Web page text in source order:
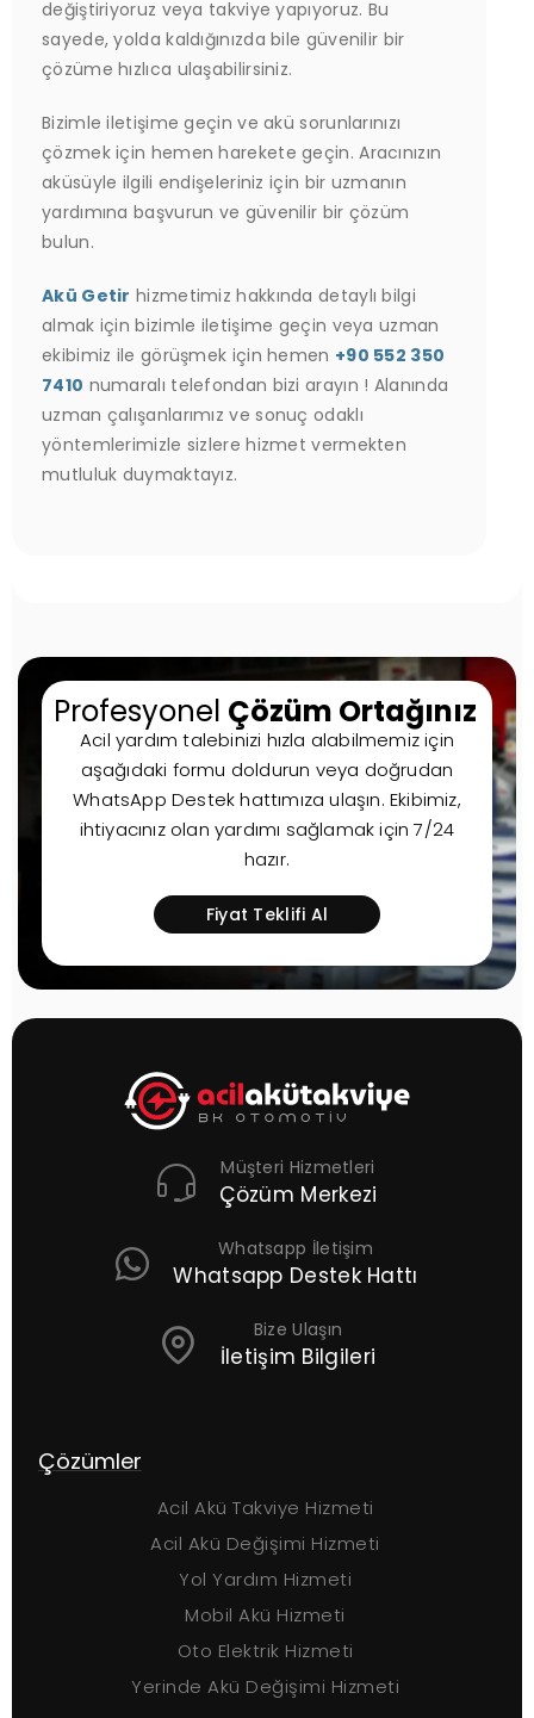
değiştiriyoruz veya takviye yapıyoruz. Bu
sayede, yolda kaldığınızda bile güvenilir bir
çözüme hızlıca ulaşabilirsiniz.
Bizimle iletişime geçin ve akü sorunlarınızı
çözmek için hemen harekete geçin. Aracınızın
aküsüyle ilgili endişeleriniz için bir uzmanın
yardımına başvurun ve güvenilir bir çözüm
bulun.
Akü Getir hizmetimiz hakkında detaylı bilgi
almak için bizimle iletişime geçin veya uzman
ekibimiz ile görüşmek için hemen +90 552 350
7410 numaralı telefondan bizi arayın ! Alanında
uzman çalışanlarımız ve sonuç odaklı
yöntemlerimizle sizlere hizmet vermekten
mutluluk duymaktayız.
Profesyonel Çözüm Ortağınız
Acil yardım talebinizi hızla alabilmemiz için
aşağıdaki formu doldurun veya doğrudan
WhatsApp Destek hattımıza ulaşın. Ekibimiz,
ihtiyacınız olan yardımı sağlamak için 7/24
hazır.
Fiyat Teklifi Al
Müşteri Hizmetleri
Çözüm Merkezi
Whatsapp İletişim
Whatsapp Destek Hattı
Bize Ulaşın
İletişim Bilgileri
Çözümler
Acil Akü Takviye Hizmeti
Acil Akü Değişimi Hizmeti
Yol Yardım Hizmeti
Mobil Akü Hizmeti
Oto Elektrik Hizmeti
Yerinde Akü Değişimi Hizmeti